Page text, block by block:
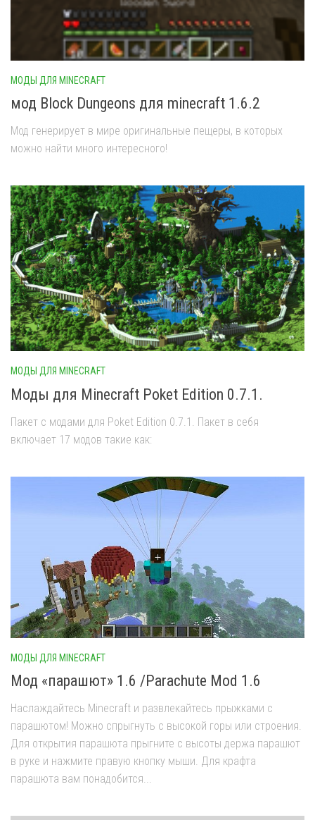
МОДЫ ДЛЯ MINECRAFT
мод Block Dungeons для minecraft 1.6.2
Мод генерирует в мире оригинальные пещеры, в которых
можно найти много интересного!
МОДЫ ДЛЯ MINECRAFT
Моды для Minecraft Poket Edition 0.7.1.
Пакет с модами для Poket Edition 0.7.1. Пакет в себя
включает 17 модов такие как:
МОДЫ ДЛЯ MINECRAFT
Мод «парашют» 1.6 /Parachute Mod 1.6
Наслаждайтесь Minecraft и развлекайтесь прыжками с
парашютом! Можно спрыгнуть с высокой горы или строения.
Для открытия парашюта прыгните с высоты держа парашют
в руке и нажмите правую кнопку мыши. Для крафта
парашюта вам понадобится...